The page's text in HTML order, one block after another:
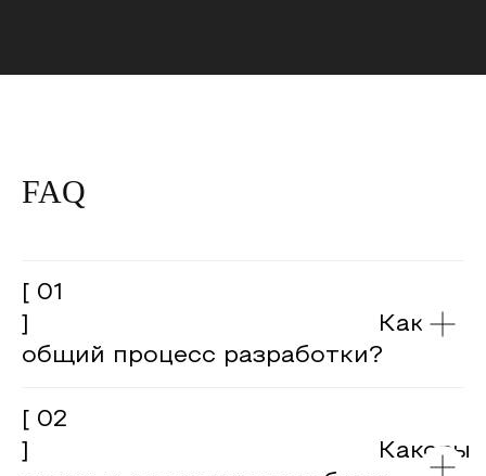
FAQ
[ 01
] Каков
общий процесс разработки?
[ 02
] Каковы